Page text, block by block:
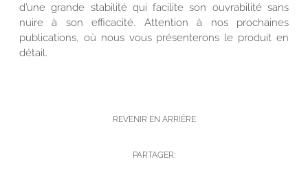
d’une grande stabilité qui facilite son ouvrabilité sans
nuire à son efficacité. Attention à nos prochaines
publications, où nous vous présenterons le produit en
détail.
REVENIR EN ARRIÈRE
PARTAGER: